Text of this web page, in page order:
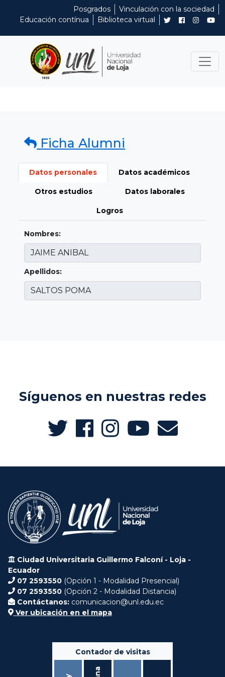
Posgrados
Vinculación con la sociedad
Educación contínua
Biblioteca virtual
Ficha Alumni
Datos personales Datos académicos
Otros estudios Datos laborales
Logros
Nombres:
Apellidos:
Síguenos en nuestras redes
Ciudad Universitaria Guillermo Falconí - Loja -
Ecuador
07 2593550 (Opción 1 - Modalidad Presencial)
07 2593550 (Opción 2 - Modalidad Distancia)
Contáctanos: comunicacion@unl.edu.ec
Ver ubicación en el mapa
Contador de visitas